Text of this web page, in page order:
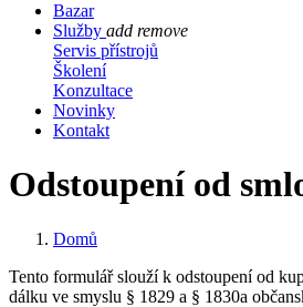
Bazar
Služby add remove
Servis přístrojů
Školení
Konzultace
Novinky
Kontakt
Odstoupení od
Domů
Tento formulář slouží k odstoupení od
dálku ve smyslu § 1829 a § 1830a